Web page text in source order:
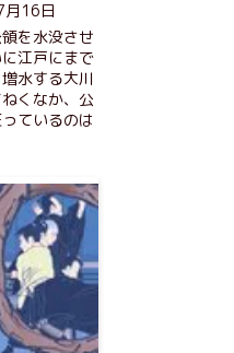
16日
を水没させ
江戸にまで
水する大川
くなか、公
ているのは